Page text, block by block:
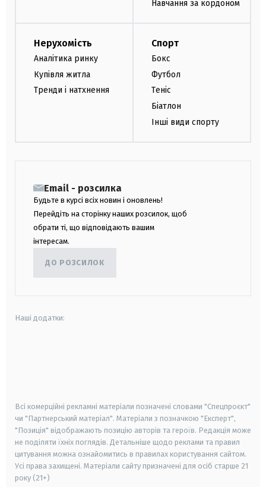
Навчання за кордоном
Нерухомість
Аналітика ринку
Купівля житла
Тренди і натхнення
Спорт
Бокс
Футбол
Теніс
Біатлон
Інші види спорту
Email - розсилка
Будьте в курсі всіх новин і оновлень!
Перейдіть на сторінку наших розсилок, щоб
обрати ті, що відповідають вашим
інтересам.
ДО РОЗСИЛОК
Наші додатки:
Всі комерційні рекламні матеріали позначені словами "Спецпроєкт"
чи "Партнерський матеріал". Матеріали з позначкою "Експерт",
"Позиція" відображають позицію авторів та героїв. Редакція може
не поділяти їхніх поглядів. Детальніше щодо реклами та правил
цитування можна ознайомитись в правилах користування сайтом.
Усі права захищені. Матеріали сайту призначені для осіб старше 21
року (21+)